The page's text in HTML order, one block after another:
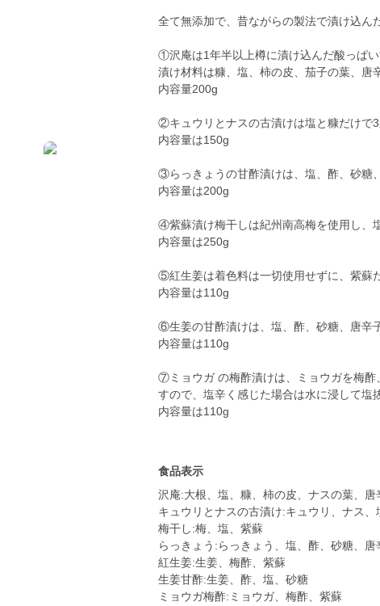
全て無添加で、昔ながらの製法で漬け込ん
①沢庵は1年半以上樽に漬け込んだ酸っぱい
漬け材料は糠、塩、柿の皮、茄子の葉、唐
内容量200g
②キュウリとナスの古漬けは塩と糠だけで3
内容量は150g
③らっきょうの甘酢漬けは、塩、酢、砂糖
内容量は200g
④紫蘇漬け梅干しは紀州南高梅を使用し、
内容量は250g
⑤紅生姜は着色料は一切使用せずに、紫蘇
内容量は110g
⑥生姜の甘酢漬けは、塩、酢、砂糖、唐辛
内容量は110g
⑦ミョウガ の梅酢漬けは、ミョウガを梅酢
すので、塩辛く感じた場合は水に浸して塩
内容量は110g
食品表示
沢庵:大根、塩、糠、柿の皮、ナスの葉、唐
キュウリとナスの古漬け:キュウリ、ナス、
梅干し:梅、塩、紫蘇
らっきょう:らっきょう、塩、酢、砂糖、唐
紅生姜:生姜、梅酢、紫蘇
生姜甘酢:生姜、酢、塩、砂糖
ミョウガ梅酢:ミョウガ、梅酢、紫蘇